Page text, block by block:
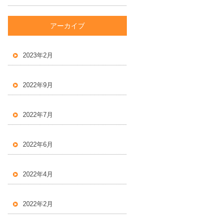
アーカイブ
2023年2月
2022年9月
2022年7月
2022年6月
2022年4月
2022年2月